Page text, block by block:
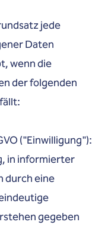
jede
Daten
wenn die
der folgenden
("Einwilligung"):
in informierter
durch eine
gegeben